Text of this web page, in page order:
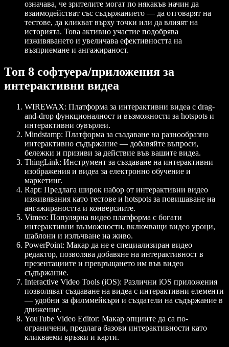
означава, че зрителите могат по някакъв начин да
взаимодействат със съдържанието — да отговарят на
тестове, да кликват върху точки или да влияят на
историята. Това активно участие подобрява
изживяването и увеличава ефективността на
възприемане и ангажираност.
Топ 8 софтуера/приложения за
интерактивни видеа
WIREWAX: Платформа за интерактивни видеа с drag-
and-drop функционалност и възможности за hotspots и
интерактивни оувърлеи.
Mindstamp: Платформа за създаване на разнообразно
интерактивно съдържание — добавяйте въпроси,
бележки и призиви за действие във вашите видеа.
ThingLink: Инструмент за създаване на интерактивни
изображения и видеа за електронно обучение и
маркетинг.
Rapt: Предлага широк набор от интерактивни видео
изживявания като тестове и hotspots за повишаване на
ангажираността и конверсиите.
Vimeo: Популярна видео платформа с богати
интерактивни възможности, включващи видео уроци,
шаблони и излъчване на живо.
PowerPoint: Макар да не е специализиран видео
редактор, позволява добавяне на интерактивност в
презентациите и превръщането им във видео
съдържание.
Interactive Video Tools (iOS): Различни iOS приложения
позволяват създаване на видеа с интерактивни елементи
— удобни за филммейкъри и създатели на съдържание в
движение.
YouTube Video Editor: Макар опциите да са по-
ограничени, предлага базови интерактивности като
кликваеми връзки и карти.